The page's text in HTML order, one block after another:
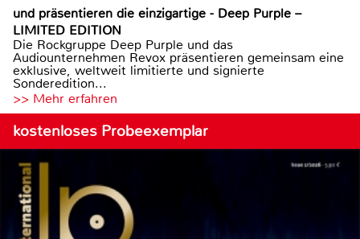
und präsentieren die einzigartige - Deep Purple –
LIMITED EDITION
Die Rockgruppe Deep Purple und das
Audiounternehmen Revox präsentieren gemeinsam eine
exklusive, weltweit limitierte und signierte
Sonderedition...
>> Mehr erfahren
kostenloses Probeexemplar